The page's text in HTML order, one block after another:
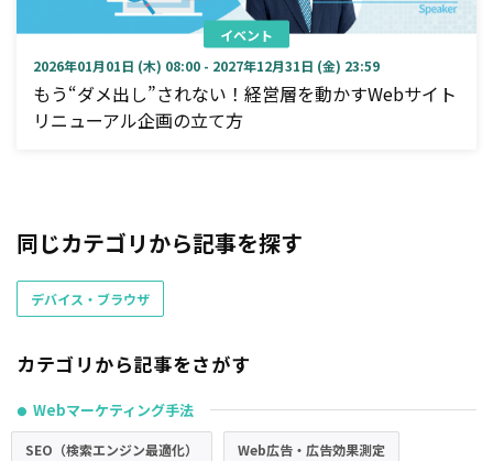
イベント
2026年01月01日 (木) 08:00 - 2027年12月31日 (金) 23:59
もう“ダメ出し”されない！経営層を動かすWebサイト
リニューアル企画の立て方
同じカテゴリから記事を探す
デバイス・ブラウザ
カテゴリから記事をさがす
● Webマーケティング手法
SEO（検索エンジン最適化） Web広告・広告効果測定